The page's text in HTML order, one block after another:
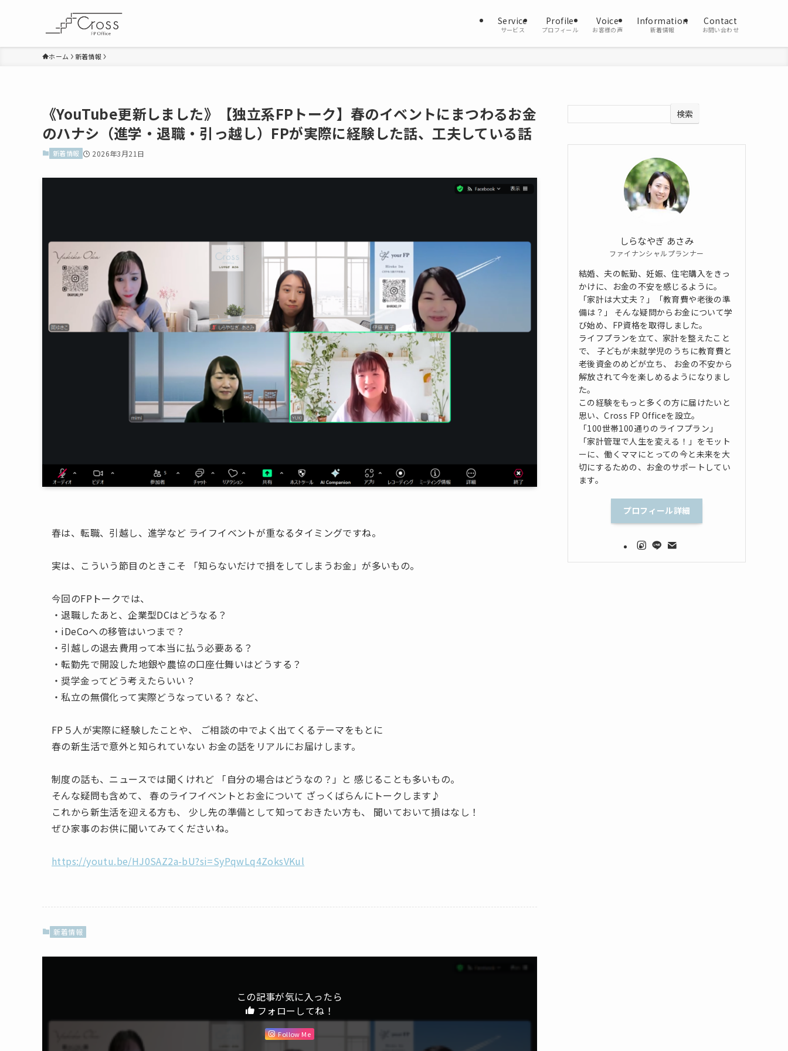
Service
サービス
Profile
プロフィール
Voice
お客様の声
Information
新着情報
Contact
お問い合わせ
ホーム 新着情報
《YouTube更新しました》【独立系FPトーク】春のイベントにまつわるお金
のハナシ（進学・退職・引っ越し）FPが実際に経験した話、工夫している話
新着情報 2026年3月21日
春は、転職、引越し、進学など ライフイベントが重なるタイミングですね。
実は、こういう節目のときこそ 「知らないだけで損をしてしまうお金」が多いもの。
今回のFPトークでは、
・退職したあと、企業型DCはどうなる？
・iDeCoへの移管はいつまで？
・引越しの退去費用って本当に払う必要ある？
・転勤先で開設した地銀や農協の口座仕舞いはどうする？
・奨学金ってどう考えたらいい？
・私立の無償化って実際どうなっている？ など、
FP５人が実際に経験したことや、 ご相談の中でよく出てくるテーマをもとに
春の新生活で意外と知られていない お金の話をリアルにお届けします。
制度の話も、ニュースでは聞くけれど 「自分の場合はどうなの？」と 感じることも多いもの。
そんな疑問も含めて、 春のライフイベントとお金について ざっくばらんにトークします♪
これから新生活を迎える方も、 少し先の準備として知っておきたい方も、 聞いておいて損はなし！
ぜひ家事のお供に聞いてみてくださいね。
https://youtu.be/HJ0SAZ2a-bU?si=SyPqwLq4ZoksVKul
新着情報
この記事が気に入ったら
フォローしてね！
Follow Me
検索
しらなやぎ あさみ
ファイナンシャルプランナー
結婚、夫の転勤、妊娠、住宅購入をきっ
かけに、お金の不安を感じるように。
「家計は大丈夫？」「教育費や老後の準
備は？」 そんな疑問からお金について学
び始め、FP資格を取得しました。
ライフプランを立て、家計を整えたこと
で、 子どもが未就学児のうちに教育費と
老後資金のめどが立ち、 お金の不安から
解放されて今を楽しめるようになりまし
た。
この経験をもっと多くの方に届けたいと
思い、Cross FP Officeを設立。
「100世帯100通りのライフプラン」
「家計管理で人生を変える！」をモット
ーに、働くママにとっての今と未来を大
切にするための、お金のサポートしてい
ます。
プロフィール詳細